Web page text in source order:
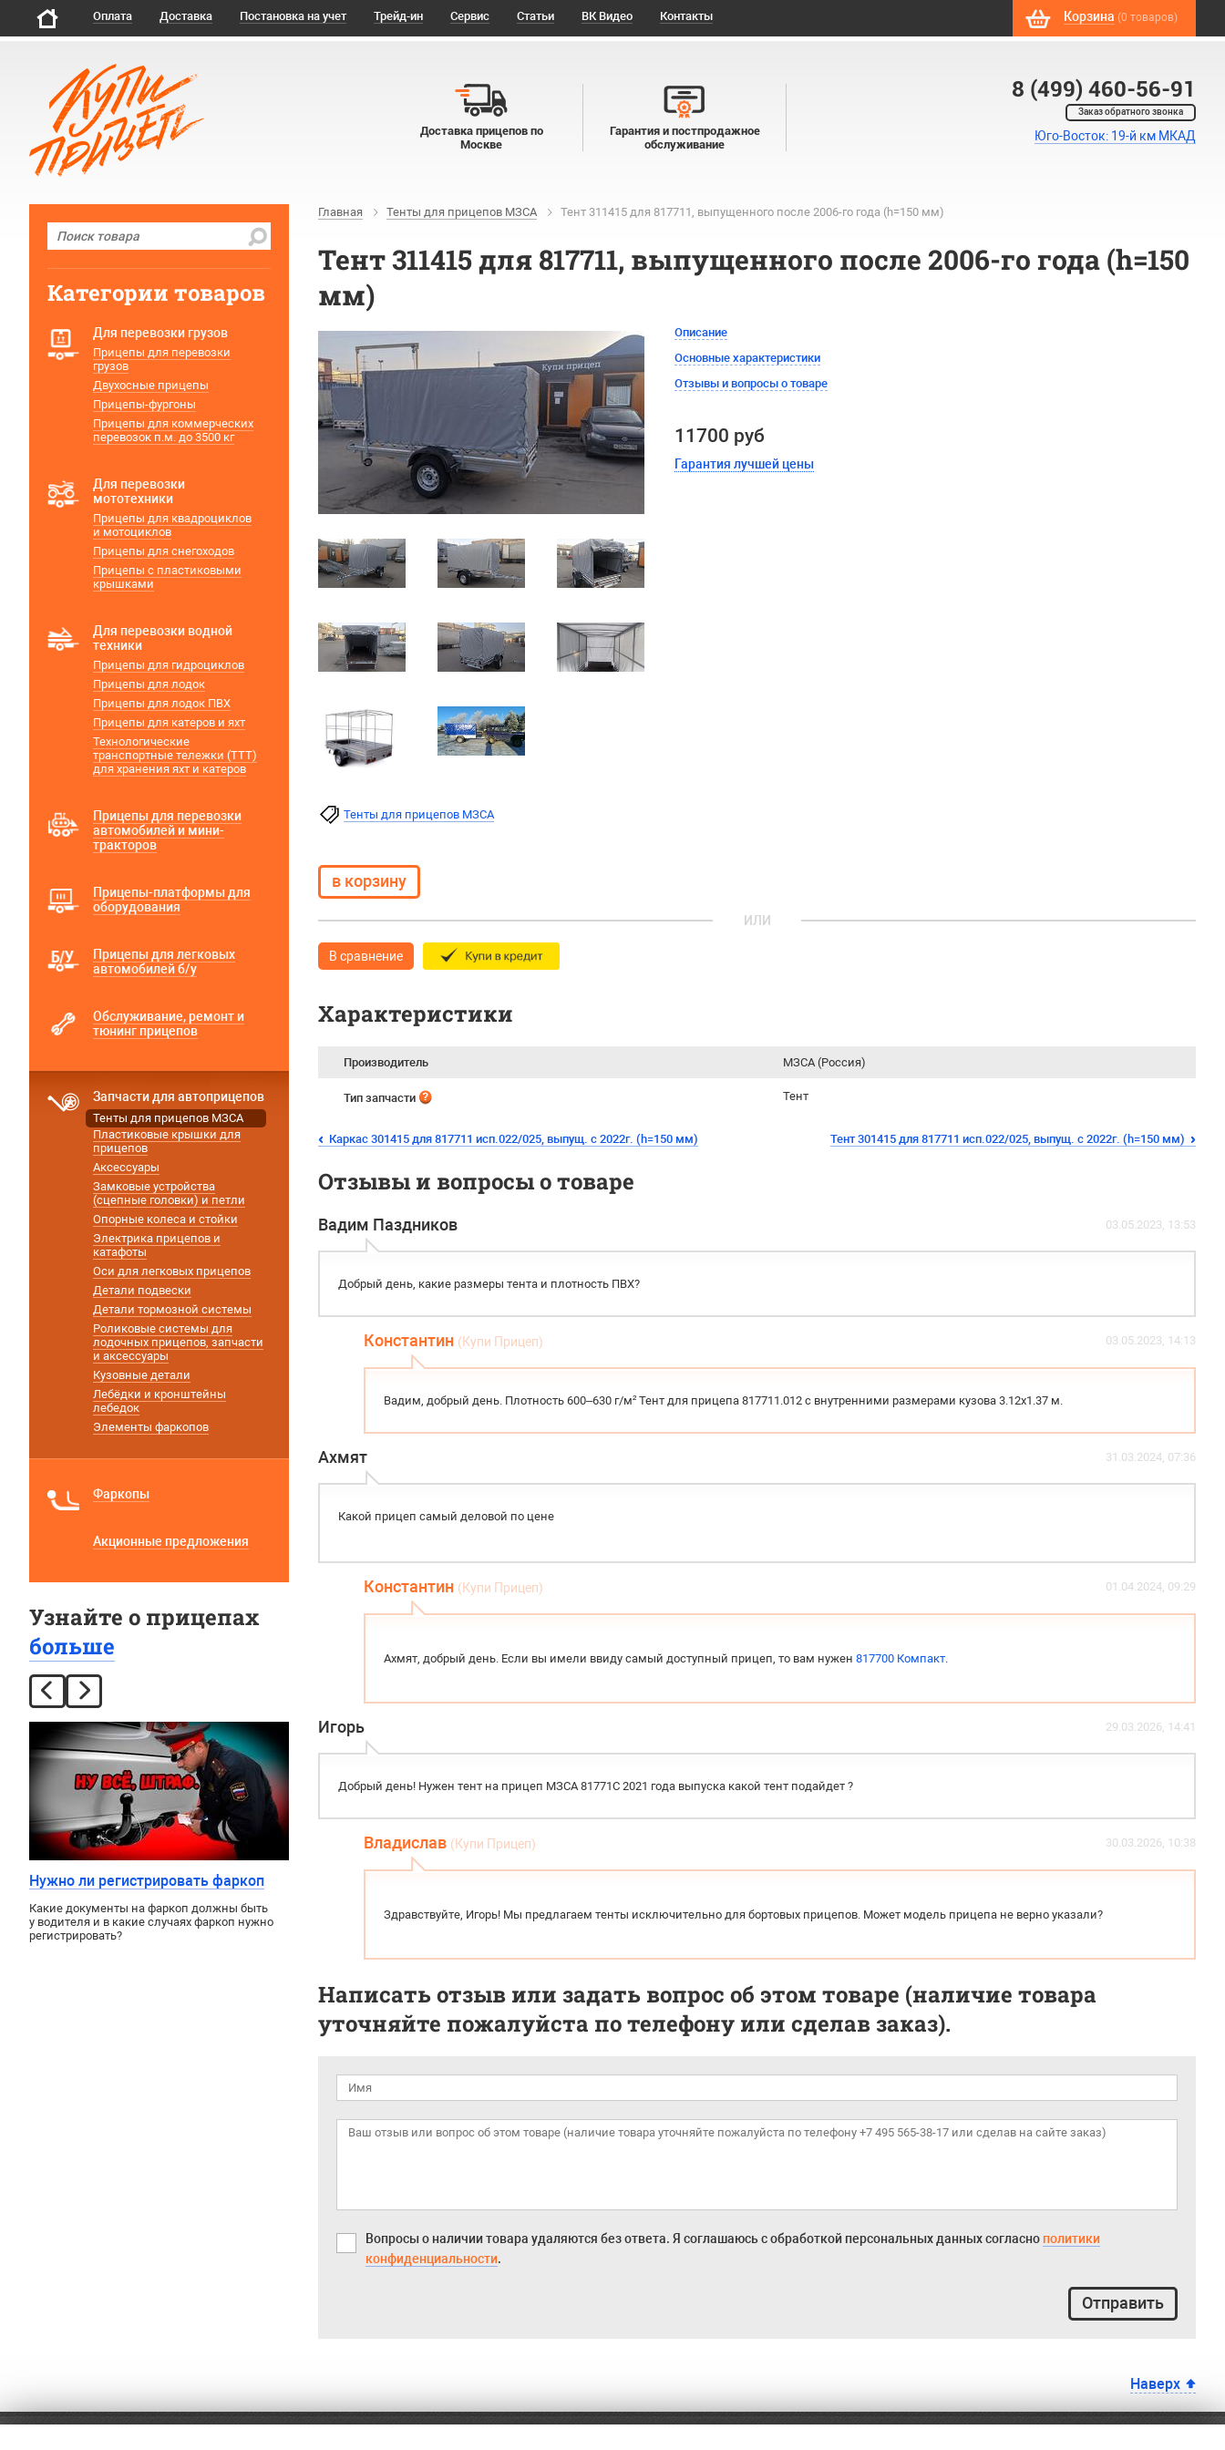
Оплата Доставка Постановка на учет Трейд-ин Сервис Статьи ВК Видео Контакты Корзина (0 товаров)
8 (499) 460-56-91
Заказ обратного звонка
Юго-Восток: 19-й км МКАД
Доставка прицепов по
Москве
Гарантия и постпродажное
обслуживание
Главная Тенты для прицепов МЗСА Тент 311415 для 817711, выпущенного после 2006-го года (h=150 мм)
Тент 311415 для 817711, выпущенного после 2006-го года (h=150
мм)
Тенты для прицепов МЗСА
Описание
Основные характеристики
Отзывы и вопросы о товаре
11700 руб
Гарантия лучшей цены
ИЛИ
В сравнение
Характеристики
Производитель МЗСА (Россия)
Тип запчасти Тент
Каркас 301415 для 817711 исп.022/025, выпущ. с 2022г. (h=150 мм) Тент 301415 для 817711 исп.022/025, выпущ. с 2022г. (h=150 мм)
Отзывы и вопросы о товаре
Вадим Паздников 03.05.2023, 13:53
Добрый день, какие размеры тента и плотность ПВХ?
Константин (Купи Прицеп) 03.05.2023, 14:13
Вадим, добрый день. Плотность 600–630 г/м² Тент для прицепа 817711.012 с внутренними размерами кузова 3.12х1.37 м.
Ахмят 31.03.2024, 07:36
Какой прицеп самый деловой по цене
Константин (Купи Прицеп) 01.04.2024, 09:29
Ахмят, добрый день. Если вы имели ввиду самый доступный прицеп, то вам нужен 817700 Компакт.
Игорь 29.03.2026, 14:41
Добрый день! Нужен тент на прицеп МЗСА 81771С 2021 года выпуска какой тент подайдет ?
Владислав (Купи Прицеп) 30.03.2026, 10:38
Здравствуйте, Игорь! Мы предлагаем тенты исключительно для бортовых прицепов. Может модель прицепа не верно указали?
Написать отзыв или задать вопрос об этом товаре (наличие товара
уточняйте пожалуйста по телефону или сделав заказ).
Вопросы о наличии товара удаляются без ответа. Я соглашаюсь с обработкой персональных данных согласно политики
конфиденциальности.
Отправить
Наверх
Категории товаров
Для перевозки грузов
Прицепы для перевозки
грузов
Двухосные прицепы
Прицепы-фургоны
Прицепы для коммерческих
перевозок п.м. до 3500 кг
Для перевозки
мототехники
Прицепы для квадроциклов
и мотоциклов
Прицепы для снегоходов
Прицепы с пластиковыми
крышками
Для перевозки водной
техники
Прицепы для гидроциклов
Прицепы для лодок
Прицепы для лодок ПВХ
Прицепы для катеров и яхт
Технологические
транспортные тележки (ТТТ)
для хранения яхт и катеров
Прицепы для перевозки
автомобилей и мини-
тракторов
Прицепы-платформы для
оборудования
Прицепы для легковых
автомобилей б/у
Обслуживание, ремонт и
тюнинг прицепов
Запчасти для автоприцепов
Тенты для прицепов МЗСА
Пластиковые крышки для
прицепов
Аксессуары
Замковые устройства
(сцепные головки) и петли
Опорные колеса и стойки
Электрика прицепов и
катафоты
Оси для легковых прицепов
Детали подвески
Детали тормозной системы
Роликовые системы для
лодочных прицепов, запчасти
и аксессуары
Кузовные детали
Лебёдки и кронштейны
лебедок
Элементы фаркопов
Фаркопы
Акционные предложения
Узнайте о прицепах
больше
Нужно ли регистрировать фаркоп
Какие документы на фаркоп должны быть
у водителя и в какие случаях фаркоп нужно
регистрировать?